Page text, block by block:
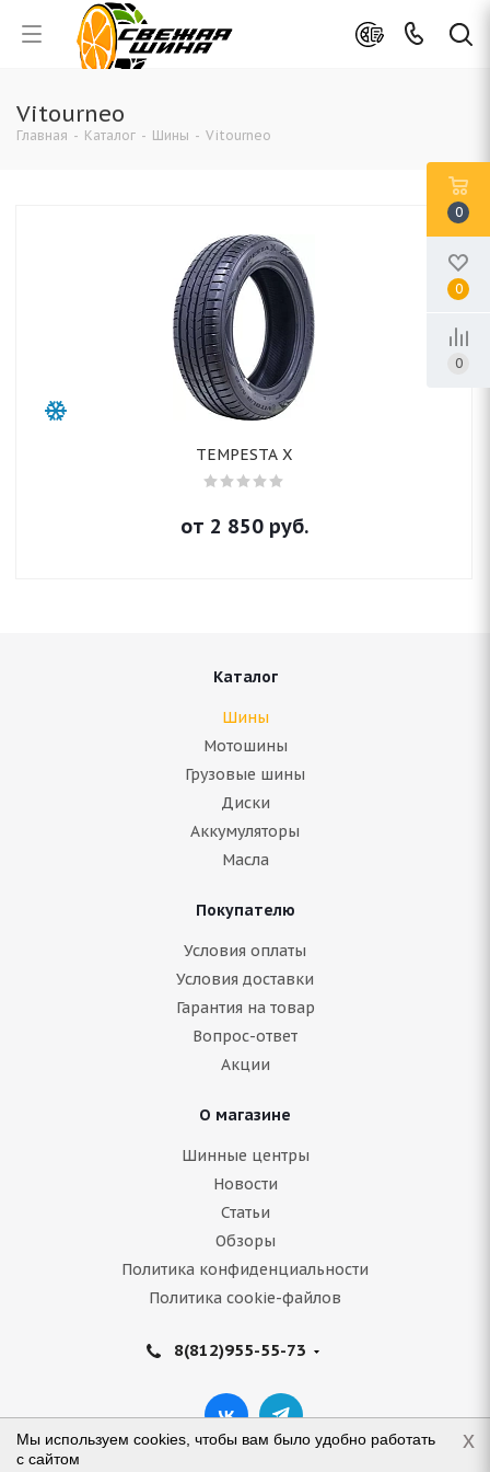
Vitourneo
Главная - Каталог - Шины - Vitourneo
TEMPESTA X
от 2 850руб.
Каталог
Шины
Мотошины
Грузовые шины
Диски
Аккумуляторы
Масла
Покупателю
Условия оплаты
Условия доставки
Гарантия на товар
Вопрос-ответ
Акции
О магазине
Шинные центры
Новости
Статьи
Обзоры
Политика конфиденциальности
Политика cookie-файлов
8(812)955-55-73
0
0
0
Мы используем cookies, чтобы вам было удобно работать
с сайтом
x